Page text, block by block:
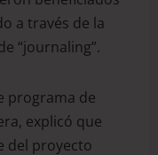
a través de la
“journaling”.
programa de
explicó que
del proyecto